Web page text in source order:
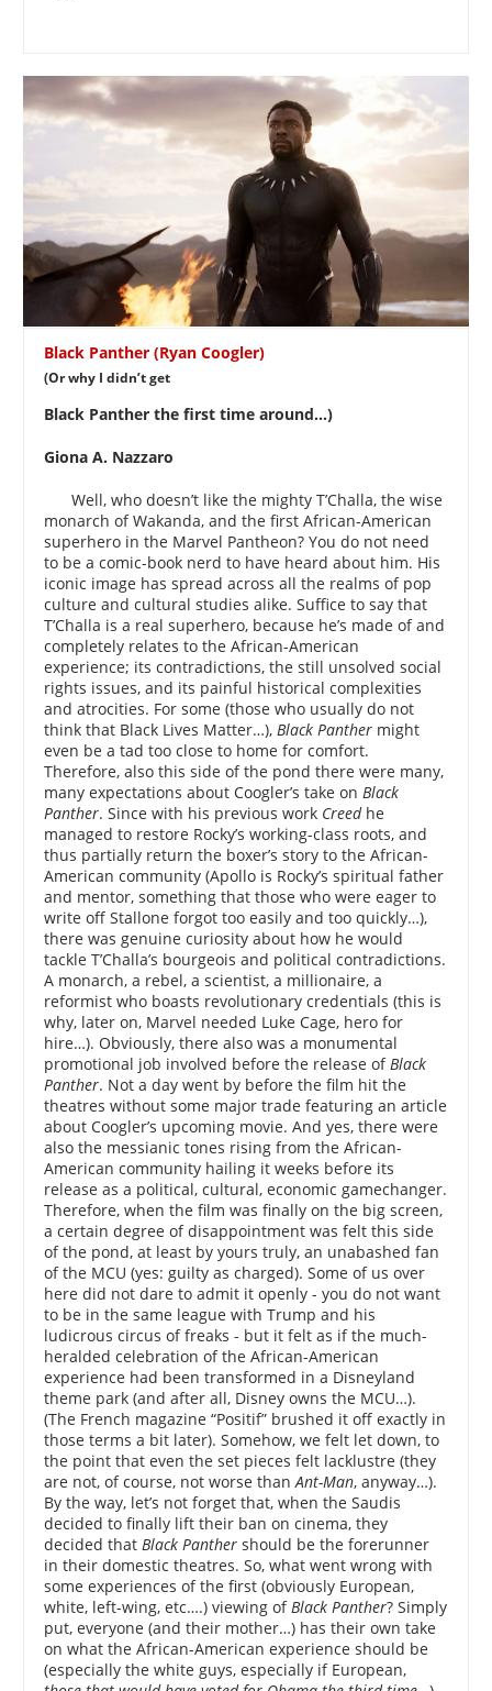
Black Panther (Ryan Coogler)
(Or why I didn’t get
Black Panther the first time around…)
Giona A. Nazzaro
Well, who doesn’t like the mighty T’Challa, the wise
monarch of Wakanda, and the first African-American
superhero in the Marvel Pantheon? You do not need
to be a comic-book nerd to have heard about him. His
iconic image has spread across all the realms of pop
culture and cultural studies alike. Suffice to say that
T’Challa is a real superhero, because he’s made of and
completely relates to the African-American
experience; its contradictions, the still unsolved social
rights issues, and its painful historical complexities
and atrocities. For some (those who usually do not
think that Black Lives Matter…),Black Panther might
even be a tad too close to home for comfort.
Therefore, also this side of the pond there were many,
many expectations about Coogler’s take onBlack
Panther. Since with his previous work Creed he
managed to restore Rocky’s working-class roots, and
thus partially return the boxer’s story to the African-
American community (Apollo is Rocky’s spiritual father
and mentor, something that those who were eager to
write off Stallone forgot too easily and too quickly…),
there was genuine curiosity about how he would
tackle T’Challa’s bourgeois and political contradictions.
A monarch, a rebel, a scientist, a millionaire, a
reformist who boasts revolutionary credentials (this is
why, later on, Marvel needed Luke Cage, hero for
hire…). Obviously, there also was a monumental
promotional job involved before the release ofBlack
Panther. Not a day went by before the film hit the
theatres without some major trade featuring an article
about Coogler’s upcoming movie. And yes, there were
also the messianic tones rising from the African-
American community hailing it weeks before its
release as a political, cultural, economic gamechanger.
Therefore, when the film was finally on the big screen,
a certain degree of disappointment was felt this side
of the pond, at least by yours truly, an unabashed fan
of the MCU (yes: guilty as charged). Some of us over
here did not dare to admit it openly - you do not want
to be in the same league with Trump and his
ludicrous circus of freaks - but it felt as if the much-
heralded celebration of the African-American
experience had been transformed in a Disneyland
theme park (and after all, Disney owns the MCU…).
(The French magazine “Positif” brushed it off exactly in
those terms a bit later). Somehow, we felt let down, to
the point that even the set pieces felt lacklustre (they
are not, of course, not worse thanAnt-Man, anyway…).
By the way, let’s not forget that, when the Saudis
decided to finally lift their ban on cinema, they
decided thatBlack Panther should be the forerunner
in their domestic theatres. So, what went wrong with
some experiences of the first (obviously European,
white, left-wing, etc….) viewing ofBlack Panther? Simply
put, everyone (and their mother…) has their own take
on what the African-American experience should be
(especially the white guys, especially if European,